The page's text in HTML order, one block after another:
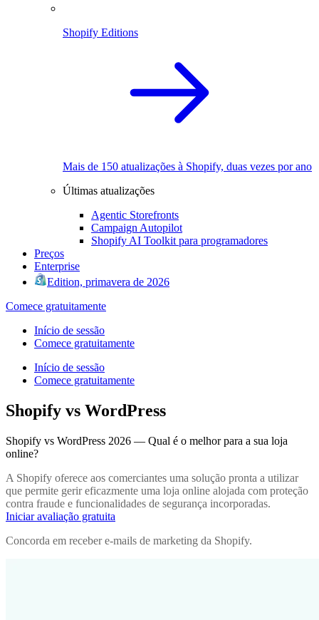
Shopify Editions
Mais de 150 atualizações à Shopify, duas vezes por ano
Últimas atualizações
Agentic Storefronts
Campaign Autopilot
Shopify AI Toolkit para programadores
Preços
Enterprise
Edition, primavera de 2026
Comece gratuitamente
Início de sessão
Comece gratuitamente
Início de sessão
Comece gratuitamente
Shopify vs WordPress
Shopify vs WordPress 2026 — Qual é o melhor para a sua loja
online?
A Shopify oferece aos comerciantes uma solução pronta a utilizar
que permite gerir eficazmente uma loja online alojada com proteção
contra fraude e funcionalidades de segurança incorporadas.
Iniciar avaliação gratuita
Concorda em receber e-mails de marketing da Shopify.